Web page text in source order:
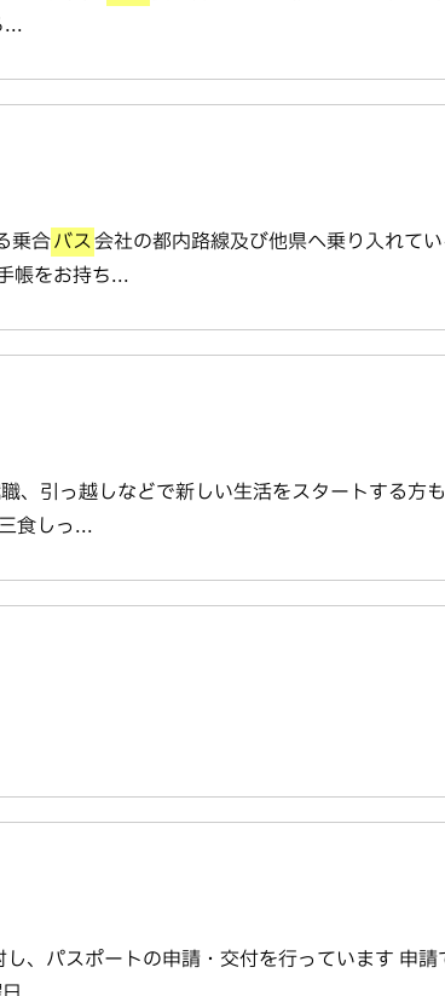
...
乗合バス会社の都内路線及び他県へ乗り入れて
帳をお持ち...
引っ越しなどで新しい生活をスタートする方
食しっ...
、パスポートの申請・交付を行っています 申請